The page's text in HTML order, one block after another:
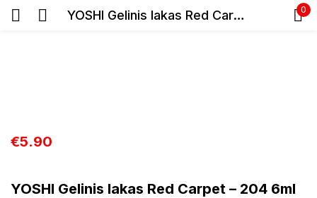
YOSHI Gelinis lakas Red Carpet – 204 6ml 0
€5.90
YOSHI Gelinis lakas Red Carpet – 204 6ml
Pamiršote slaptažodį?